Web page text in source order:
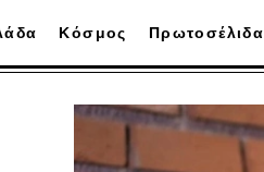
Κόσμος Πρωτοσέλιδα